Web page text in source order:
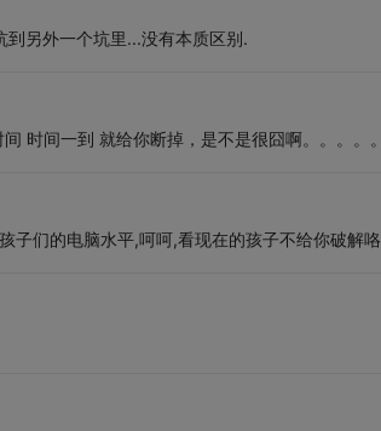
另外一个坑里...没有本质区别.
时间一到 就给你断掉，是不是很囧啊。。。。。
子们的电脑水平,呵呵,看现在的孩子不给你破解咯